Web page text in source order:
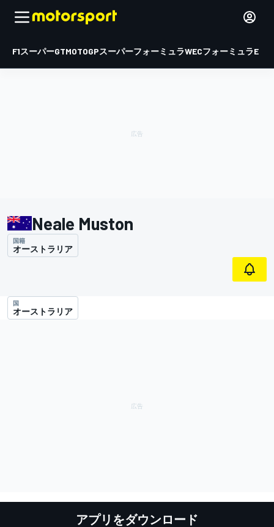
F1スーパーGTMOTOGPスーパーフォーミュラWECフォーミュラE
Neale Muston
国籍
オーストラリア
国
オーストラリア
アプリをダウンロード